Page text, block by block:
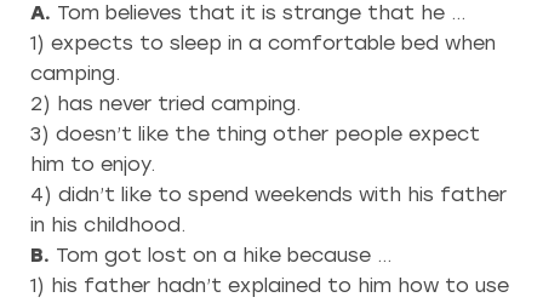
A. Tom believes that it is strange that he …
1) expects to sleep in a comfortable bed when
camping.
2) has never tried camping.
3) doesn’t like the thing other people expect
him to enjoy.
4) didn’t like to spend weekends with his father
in his childhood.
B. Tom got lost on a hike because …
1) his father hadn’t explained to him how to use